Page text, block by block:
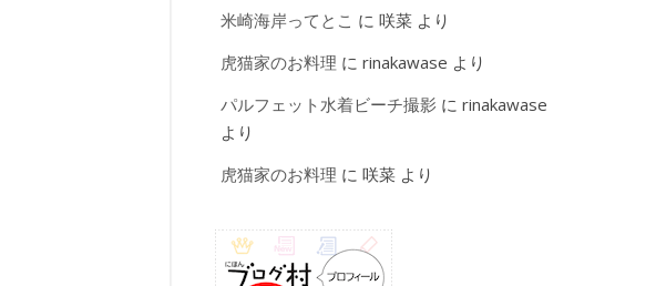
米崎海岸ってとこ に 咲菜 より
虎猫家のお料理 に rinakawase より
パルフェット水着ビーチ撮影 に rinakawase
より
虎猫家のお料理 に 咲菜 より